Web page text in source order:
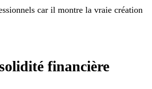
car il montre la vraie création
financière